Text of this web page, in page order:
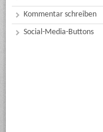
Kommentar schreiben
Social-Media-Buttons